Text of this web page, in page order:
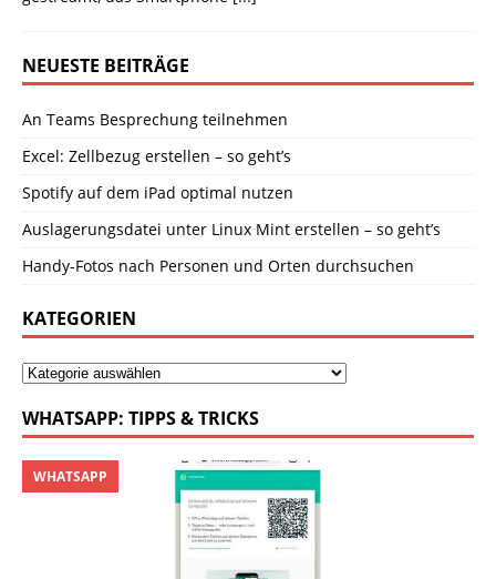
NEUESTE BEITRÄGE
An Teams Besprechung teilnehmen
Excel: Zellbezug erstellen – so geht’s
Spotify auf dem iPad optimal nutzen
Auslagerungsdatei unter Linux Mint erstellen – so geht’s
Handy-Fotos nach Personen und Orten durchsuchen
KATEGORIEN
WHATSAPP: TIPPS & TRICKS
WHATSAPP